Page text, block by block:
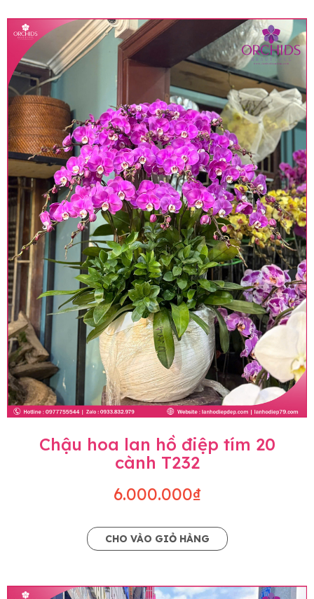
Chậu hoa lan hồ điệp tím 20
cành T232
6.000.000₫
CHO VÀO GIỎ HÀNG